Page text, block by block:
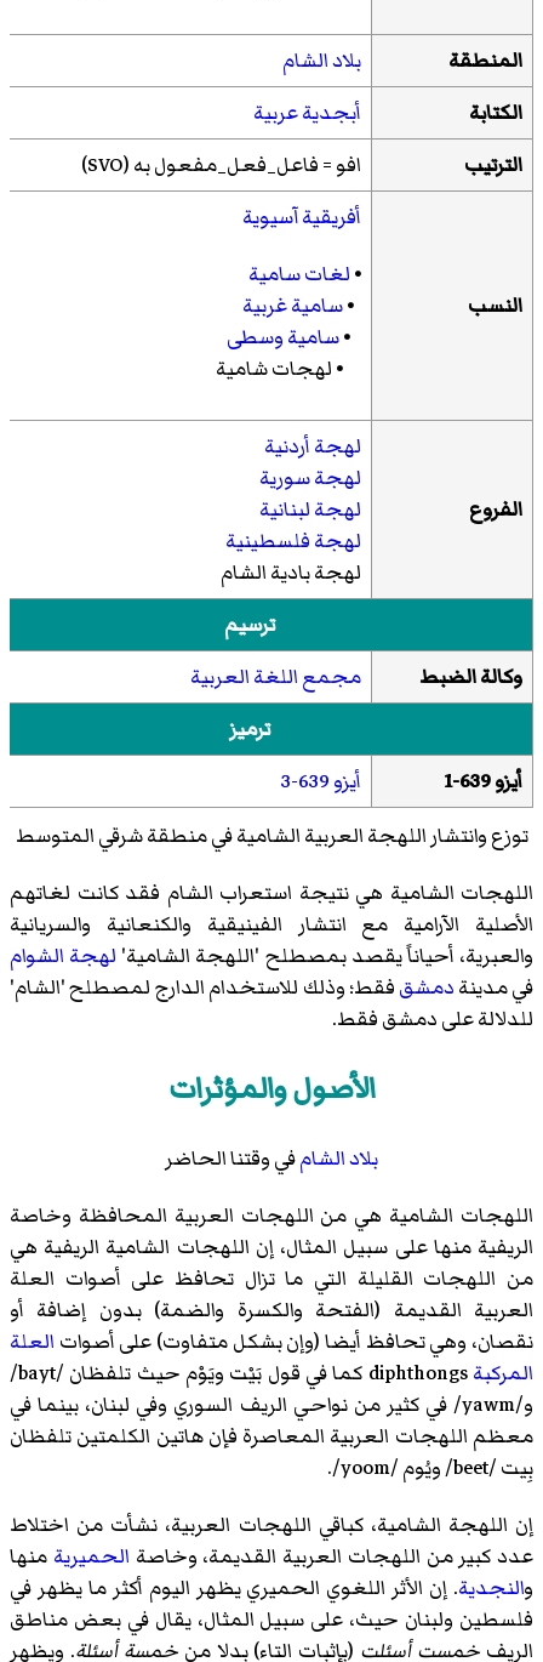
المنطقة
بلاد الشام
الكتابة
أبجدية عربية
الترتيب
افو = فاعل_فعل_مفعول به (SVO)
النسب
أفريقية آسيوية
•لغات سامية
•سامية غربية
•سامية وسطى
•لهجات شامية
الفروع
لهجة أردنية
لهجة سورية
لهجة لبنانية
لهجة فلسطينية
لهجة بادية الشام
ترسيم
وكالة الضبط
مجمع اللغة العربية
ترميز
أيزو 639-1
أيزو 639-3
توزع وانتشار اللهجة العربية الشامية في منطقة شرقي المتوسط
اللهجات الشامية هي نتيجة استعراب الشام فقد كانت لغاتهم
الأصلية الآرامية مع انتشار الفينيقية والكنعانية والسريانية
والعبرية، أحياناً يقصد بمصطلح 'اللهجة الشامية' لهجة الشوام
في مدينةدمشقفقط؛ وذلك للاستخدام الدارج لمصطلح 'الشام'
للدلالة على دمشق فقط.
الأصول والمؤثرات
بلاد الشامفي وقتنا الحاضر
اللهجات الشامية هي من اللهجات العربية المحافظة وخاصة
الريفية منها على سبيل المثال، إن اللهجات الشامية الريفية هي
من اللهجات القليلة التي ما تزال تحافظ على أصوات العلة
العربية القديمة (الفتحة والكسرة والضمة) بدون إضافة أو
نقصان، وهي تحافظ أيضا (وإن بشكل متفاوت) على أصوات العلة
المركبة
diphthongs كما في قول بَيْت ويَوْم حيث تلفظان /bayt/
و/yawm/ في كثير من نواحي الريف السوري وفي لبنان، بينما في
معظم اللهجات العربية المعاصرة فإن هاتين الكلمتين تلفظان
بِيت /beet/ ويُوم /yoom/.
إن اللهجة الشامية، كباقي اللهجات العربية، نشأت من اختلاط
عدد كبير من اللهجات العربية القديمة، وخاصة الحميرية منها
والنجدية. إن الأثر اللغوي الحميري يظهر اليوم أكثر ما يظهر في
فلسطين ولبنان حيث، على سبيل المثال، يقال في بعض مناطق
الريف خمست أسئلت (بإثبات التاء) بدلا منخمسة أسئلة. ويظهر